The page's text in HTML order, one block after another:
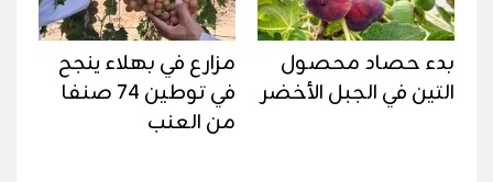
بدء حصاد محصول
التين في الجبل الأخضر
مزارع في بهلاء ينجح
في توطين 74 صنفا
من العنب